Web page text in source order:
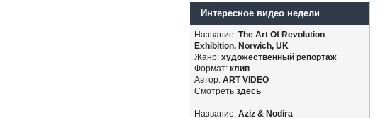
Интересное видео недели
Название:The Art Of Revolution
Exhibition, Norwich, UK
Жанр:художественный репортаж
Формат:клип
Автор:ART VIDEO
Смотретьздесь
Название:Aziz & Nodira